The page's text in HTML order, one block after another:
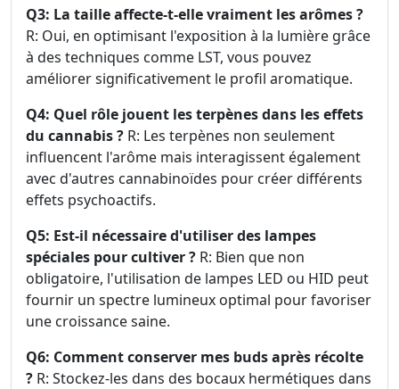
Q3: La taille affecte-t-elle vraiment les arômes ?
R: Oui, en optimisant l'exposition à la lumière grâce
à des techniques comme LST, vous pouvez
améliorer significativement le profil aromatique.
Q4: Quel rôle jouent les terpènes dans les effets
du cannabis ? R: Les terpènes non seulement
influencent l'arôme mais interagissent également
avec d'autres cannabinoïdes pour créer différents
effets psychoactifs.
Q5: Est-il nécessaire d'utiliser des lampes
spéciales pour cultiver ? R: Bien que non
obligatoire, l'utilisation de lampes LED ou HID peut
fournir un spectre lumineux optimal pour favoriser
une croissance saine.
Q6: Comment conserver mes buds après récolte
? R: Stockez-les dans des bocaux hermétiques dans